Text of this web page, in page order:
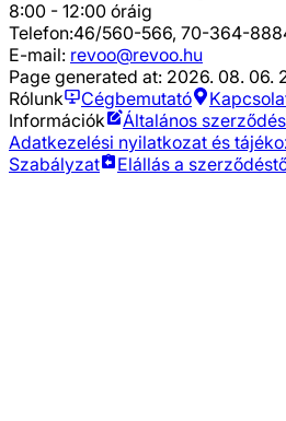
8:00 - 12:00 óráig
Telefon:46/560-566, 70-364-
E-mail: revoo@revoo.hu
Page generated at: 2026. 08. 06.
Rólunk
Cégbemutató
Információk
Általános
Adatkezelési nyilatkozat és
Szabályzat
Elállás a